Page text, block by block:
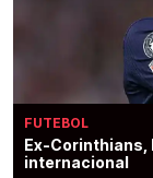
FUTEBOL
Ex-Corinthians,
internacional